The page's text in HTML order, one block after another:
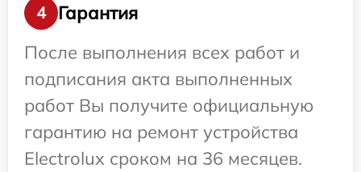
4
Гарантия
После выполнения всех работ и
подписания акта выполненных
работ Вы получите официальную
гарантию на ремонт устройства
Electrolux сроком на 36 месяцев.